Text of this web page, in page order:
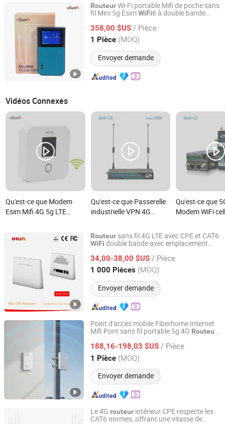
RouteurWi-Fi portable Mifi de poche sans
fil Mini 5g EsimWiFi6 à double bande
358,00 $US / Pièce
1 Pièce (MOQ)
Envoyer demande
Shenzhen Newlotus Technology Ltd
Guangdong, China Depuis 2019
Vidéos Connexes
Qu'est-ce que Modem
Esim Mifi 4G 5g LTE
Vitesse pour
2.4GHz&5.8GHz
Utilisateur 10
Qu'est-ce que Passerelle
industrielle VPN 4G
carte SIM eSIM WiFi RJ45
GPS
Qu'est-ce que
Modem WiFi
avec carte
Routeursans fil 4G LTE avec CPE et CAT6
WiFi double bande avec emplacement
34,00-38,00 $US / Pièce
1 000 Pièces (MOQ)
Envoyer demande
Yihua Communication (Huizhou) Co., Ltd.
Guangdong, China Depuis 2025
Point d'accès mobile Fiberhome Internet
Mifi Pont sans fil portable 5g 4G Routeur
188,16-198,03 $US / Pièce
1 Pièce (MOQ)
Envoyer demande
Nanjing Yoongwin Technology Co., Ltd.
Jiangsu, China Depuis 2025
Le 4G routeur intérieur CPE respecte les
CAT6 normes, offrant une vitesse de